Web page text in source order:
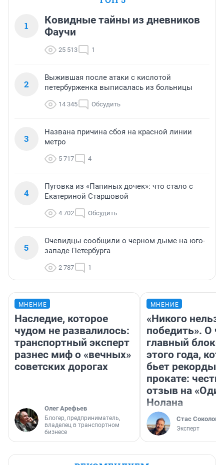
1
Ковидные тайны из дневников
Фаучи
25 513 1
2
Выжившая после атаки с кислотой
петербурженка выписалась из больницы
14 345 Обсудить
3
Названа причина сбоя на красной линии
метро
5 717 4
4
Пуговка из «Папиных дочек»: что стало с
Екатериной Старшовой
4 702 Обсудить
5
Очевидцы сообщили о черном дыме на юго-
западе Петербурга
2 787 1
МНЕНИЕ
Наследие, которое
чудом не развалилось:
транспортный эксперт
разнес миф о «вечных»
советских дорогах
Олег Арефьев
Блогер, предприниматель,
владелец в транспортном
бизнесе
МНЕНИЕ
«Никого нельзя
победить». О
главный
этого года,
бьет рекорды в
прокате:
отзыв на
Нолана
Стас Соколов
Эксперт